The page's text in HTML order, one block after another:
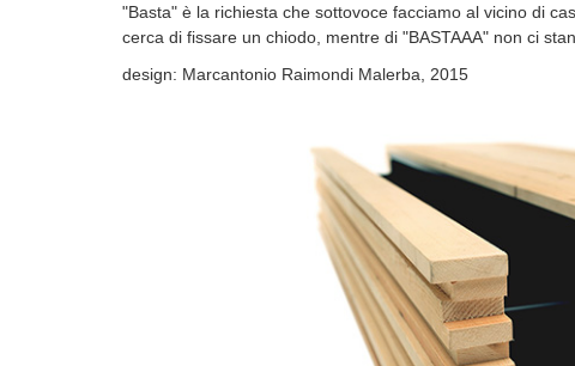
"Basta" è la richiesta che sottovoce facciamo al vicino di
cerca di fissare un chiodo, mentre di "BASTAAA" non ci
design: Marcantonio Raimondi Malerba, 2015